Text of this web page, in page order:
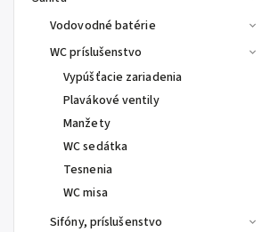
Vodovodné batérie
WC príslušenstvo
Vypúšťacie zariadenia
Plavákové ventily
Manžety
WC sedátka
Tesnenia
WC misa
Sifóny, príslušenstvo